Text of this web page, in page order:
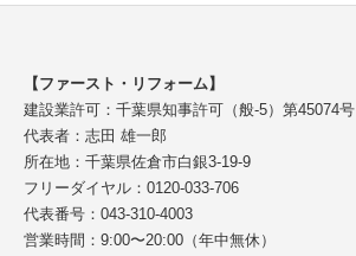
【ファースト・リフォーム】
建設業許可：千葉県知事許可（般-5）第45074号
代表者：志田 雄一郎
所在地：千葉県佐倉市白銀3-19-9
フリーダイヤル：0120-033-706
代表番号：043-310-4003
営業時間：9:00〜20:00（年中無休）